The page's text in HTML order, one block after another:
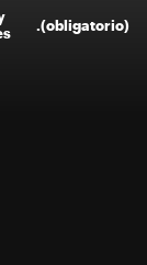
(obligatorio)